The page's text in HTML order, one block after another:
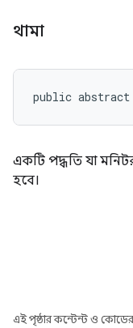
থামা
public
একটি পদ্ধতি যা
হবে।
এই পৃষ্ঠার কন্টেন্ট ও